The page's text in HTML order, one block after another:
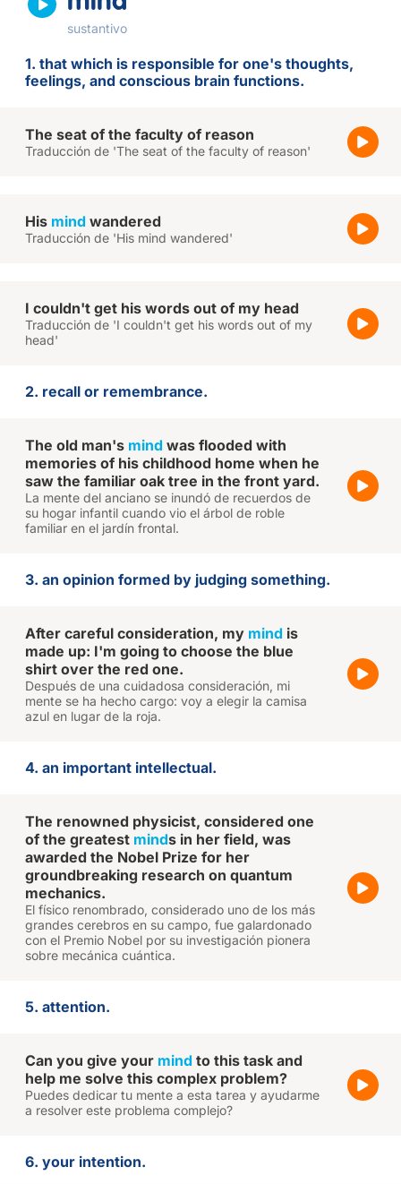
sustantivo
1. that which is responsible for one's thoughts,
feelings, and conscious brain functions.
The seat of the faculty of reason
Traducción de 'The seat of the faculty of reason'
His mind wandered
Traducción de 'His mind wandered'
I couldn't get his words out of my head
Traducción de 'I couldn't get his words out of my
head'
2. recall or remembrance.
The old man's mind was flooded with
memories of his childhood home when he
saw the familiar oak tree in the front yard.
La mente del anciano se inundó de recuerdos de
su hogar infantil cuando vio el árbol de roble
familiar en el jardín frontal.
3. an opinion formed by judging something.
After careful consideration, my mind is
made up: I'm going to choose the blue
shirt over the red one.
Después de una cuidadosa consideración, mi
mente se ha hecho cargo: voy a elegir la camisa
azul en lugar de la roja.
4. an important intellectual.
The renowned physicist, considered one
of the greatest minds in her field, was
awarded the Nobel Prize for her
groundbreaking research on quantum
mechanics.
El físico renombrado, considerado uno de los más
grandes cerebros en su campo, fue galardonado
con el Premio Nobel por su investigación pionera
sobre mecánica cuántica.
5. attention.
Can you give your mind to this task and
help me solve this complex problem?
Puedes dedicar tu mente a esta tarea y ayudarme
a resolver este problema complejo?
6. your intention.